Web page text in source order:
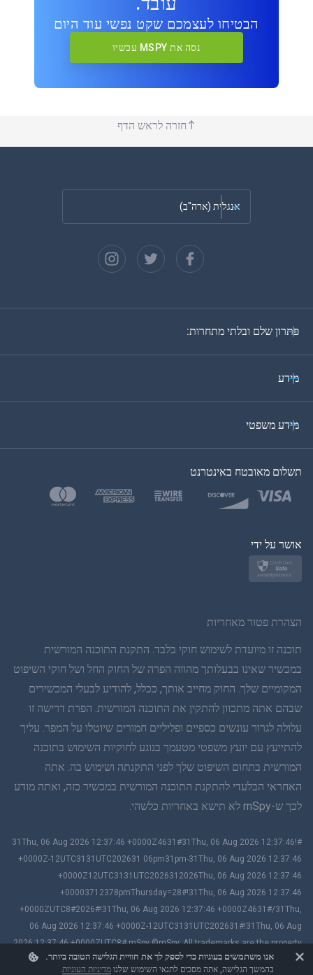
הבטיחו לעצמכם שקט נפשי עוד היום
נסה את MSPY עכשיו
חזרה לראש הדף
אנו משתמשים בעוגיות כדי לספק לך את חוויית הגלישה הטובה ביותר.
בהמשך הגלישה, אתה מסכים לתנאי השימוש שלנומדיניות העוגיות.
אנגלית (ארה"ב)
גרמנית
בטורקית
פולנית
תאית
סינית פשוטה
דנית
הינדי
עברית
רומנית
יוונית
וייטנאמית
סינית מסורתית
פתרון שלם ובלתי מתחרות:
מידע
מידע משפטי
תשלום מאובטח באינטרנט
אושר על ידי
הצהרת פטור מאחריות
תוכנה זו מיועדת לשימוש חוקי בלבד. התקנת התוכנה המורשית
במכשיר שאינו בבעלותך מהווה הפרה של החוק החל ושל חוקי השיפוט
המקומיים שלך. החוק מחייב אותך, ככלל, להודיע לבעלי המכשירים
שבהם אתה מתכוון להתקין את התוכנה המורשית. הפרת דרישה זו
עלולה לגרור עונשים כספיים ופליליים חמורים שיוטלו על המפר. עליך
להתייעץ עם יועץ משפטי מטעמך בנוגע לחוקיות השימוש בתוכנה
המורשית בתחום השיפוט שלך לפני התקנתה ושימוש בה. אתה
האחראי הבלעדי להתקנת התוכנה המורשית במכשיר כזה, ואתה מודע
לכך ש-mSpy לא תישא באחריות כלשהי.
#!31Thu, 06 Aug 2026 12:37:46 +0000Z4631#31Thu, 06 Aug 2026 12:37:46
+0000Z-12UTC3131UTC202631 06pm31pm-31Thu, 06 Aug 2026 12:37:46
+0000Z12UTC3131UTC2026312026Thu, 06 Aug 2026 12:37:46
+00003712378pmThursday=28#!31Thu, 06 Aug 2026 12:37:46
+0000ZUTC8#2026#!31Thu, 06 Aug 2026 12:37:46 +0000Z4631#/31Thu,
06 Aug 2026 12:37:46 +0000Z-12UTC3131UTC202631#!31Thu, 06 Aug
2026 12:37:46 +0000ZUTC8# mSpy ©mSpy. All trademarks are the property
of their respective owners.